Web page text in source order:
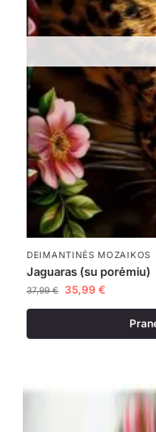
DEIMANTINĖS MOZAIKOS
Jaguaras (su porėmiu)
37,99€ 35,99 €